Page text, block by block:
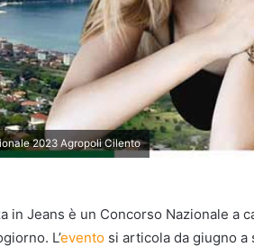
2023 Agropoli Cilento
in Jeans è un Concorso Nazionale
L’evento si articola da giugno